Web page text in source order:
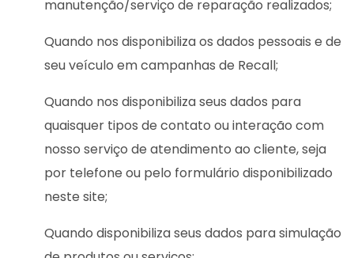
manutenção/serviço de reparação realizados;
Quando nos disponibiliza os dados pessoais e de
seu veículo em campanhas de Recall;
Quando nos disponibiliza seus dados para
quaisquer tipos de contato ou interação com
nosso serviço de atendimento ao cliente, seja
por telefone ou pelo formulário disponibilizado
neste site;
Quando disponibiliza seus dados para simulação